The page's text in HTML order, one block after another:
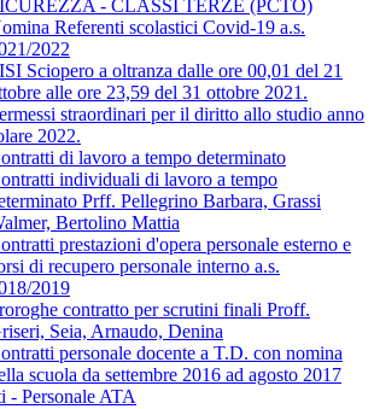
- CLASSI TERZE (PCTO)
Referenti scolastici Covid-19 a.s.
2022
Sciopero a oltranza dalle ore 00,01 del 21
alle ore 23,59 del 31 ottobre 2021.
straordinari per il diritto allo studio anno
2022.
di lavoro a tempo determinato
individuali di lavoro a tempo
Prff. Pellegrino Barbara, Grassi
Bertolino Mattia
prestazioni d'opera personale esterno e
di recupero personale interno a.s.
2019
contratto per scrutini finali Proff.
Seia, Arnaudo, Denina
personale docente a T.D. con nomina
scuola da settembre 2016 ad agosto 2017
- Personale ATA